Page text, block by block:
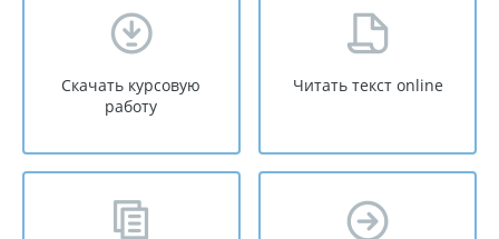
Скачать курсовую
работу
Читать текст online